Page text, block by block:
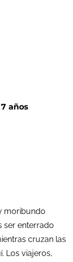
años
moribundo
ser enterrado
cruzan las
Los viajeros,